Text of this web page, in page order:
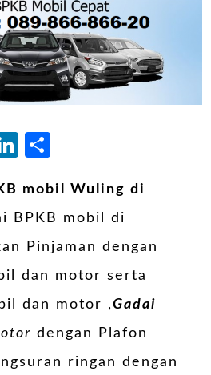
LinkedIn
mobil Wuling di
BPKB mobil di
Pinjaman dengan
dan motor serta
dan motor ,Gadai
dengan Plafon
ringan dengan